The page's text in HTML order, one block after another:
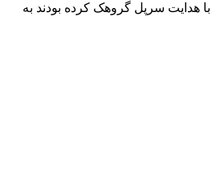
هدایت سرپل گروهک کرده بودند به